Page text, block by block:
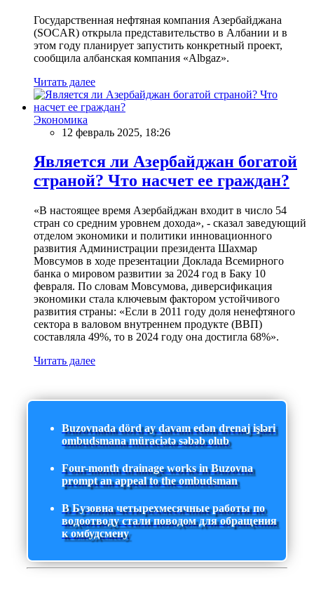
Государственная нефтяная компания Азербайджана
(SOCAR) открыла представительство в Албании и в
этом году планирует запустить конкретный проект,
сообщила албанская компания «Albgaz».
Читать далее
Экономика
12 февраль 2025, 18:26
Является ли Азербайджан богатой
страной? Что насчет ее граждан?
«В настоящее время Азербайджан входит в число 54
стран со средним уровнем дохода», - сказал заведующий
отделом экономики и политики инновационного
развития Администрации президента Шахмар
Мовсумов в ходе презентации Доклада Всемирного
банка о мировом развитии за 2024 год в Баку 10
февраля. По словам Мовсумова, диверсификация
экономики стала ключевым фактором устойчивого
развития страны: «Если в 2011 году доля ненефтяного
сектора в валовом внутреннем продукте (ВВП)
составляла 49%, то в 2024 году она достигла 68%».
Читать далее
Buzovnada dörd ay davam edən drenaj işləri
ombudsmana müraciətə səbəb olub
Four-month drainage works in Buzovna
prompt an appeal to the ombudsman
В Бузовна четырехмесячные работы по
водоотводу стали поводом для обращения
к омбудсмену